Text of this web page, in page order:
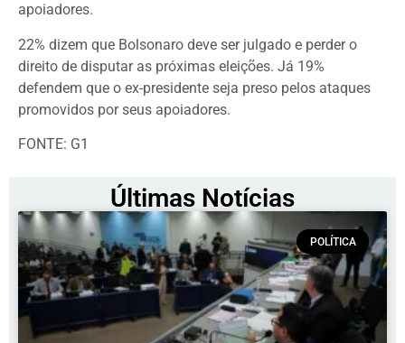
apoiadores.
22% dizem que Bolsonaro deve ser julgado e perder o
direito de disputar as próximas eleições. Já 19%
defendem que o ex-presidente seja preso pelos ataques
promovidos por seus apoiadores.
FONTE: G1
Últimas Notícias
POLÍTICA